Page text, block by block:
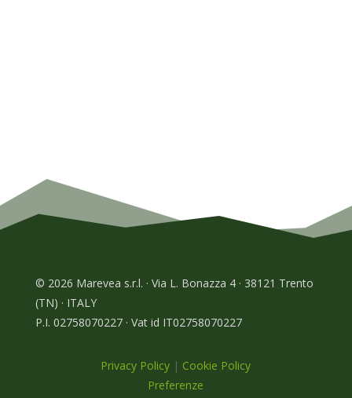
© 2026 Marevea s.r.l. · Via L. Bonazza 4 · 38121 Trento
(TN) · ITALY
P.I. 02758070227 · Vat id IT02758070227
Privacy Policy | Cookie Policy
Preferenze